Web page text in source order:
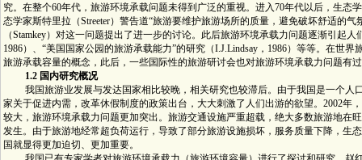
究。在整个60年代，旅游环境承载问题未得到广泛的重视。进入70年代以后，生态
态学家斯特里拉（Streeter）警告道“旅游要维护旅游场所的质量，避免破坏舒适的
（Stamkey）对这一问题提出了进一步的讨论。此后旅游环境承载力问题逐渐引起
1986）、“美国国家公园的旅游承载能力”的研究（I.J.Lindsay，1986）等等。在世
旅游承载容量的概念，此后，一些国际性的旅游研讨会也对旅游环境承载力问题有
1.2 国内研究概况
我国旅游业发展与发达国家相比较晚，相关研究也较滞后。由于我国是一个人
家关于促进内需，改革休假制度的政策出台，大大刺激了人们出游的欲望。2002年
较大，旅游环境承载力问题更加突出。旅游交通设施严重超载，绝大多数旅游地在
发生。由于旅游地经常超负荷运行，导致了部分旅游设施损坏，服务质量下降，生
国就显得更加迫切、更加重要。